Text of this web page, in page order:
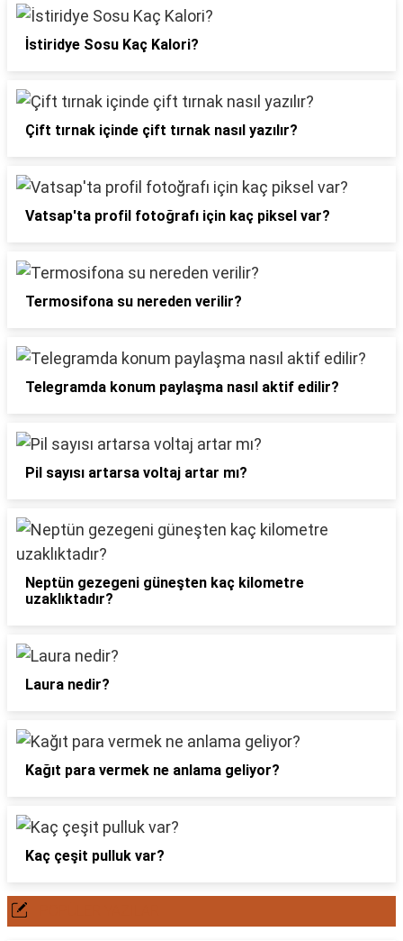
İstiridye Sosu Kaç Kalori?
Çift tırnak içinde çift tırnak nasıl yazılır?
Vatsap'ta profil fotoğrafı için kaç piksel var?
Termosifona su nereden verilir?
Telegramda konum paylaşma nasıl aktif edilir?
Pil sayısı artarsa voltaj artar mı?
Neptün gezegeni güneşten kaç kilometre
uzaklıktadır?
Laura nedir?
Kağıt para vermek ne anlama geliyor?
Kaç çeşit pulluk var?